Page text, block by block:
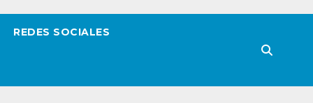
REDES SOCIALES